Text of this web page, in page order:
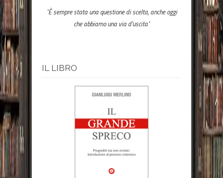
"È sempre stata una questione di scelta, anche oggi
che abbiamo una via d'uscita"
IL LIBRO